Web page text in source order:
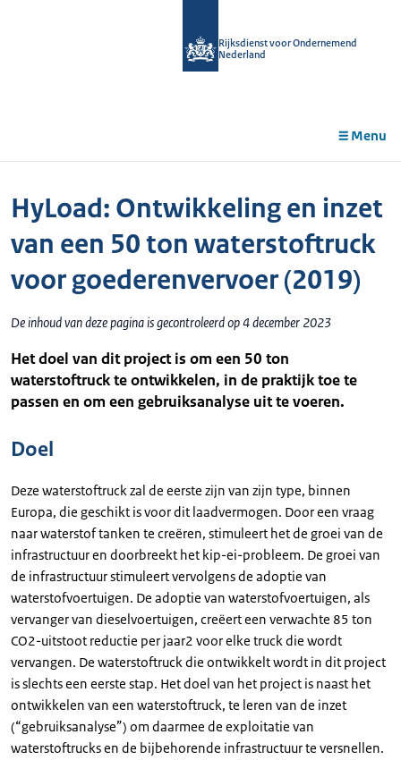
Rijksdienst voor Ondernemend
Nederland
Menu
HyLoad: Ontwikkeling en inzet
van een 50 ton waterstoftruck
voor goederenvervoer (2019)
De inhoud van deze pagina is gecontroleerd op 4 december 2023
Het doel van dit project is om een 50 ton
waterstoftruck te ontwikkelen, in de praktijk toe te
passen en om een gebruiksanalyse uit te voeren.
Doel
Deze waterstoftruck zal de eerste zijn van zijn type, binnen
Europa, die geschikt is voor dit laadvermogen. Door een vraag
naar waterstof tanken te creëren, stimuleert het de groei van de
infrastructuur en doorbreekt het kip-ei-probleem. De groei van
de infrastructuur stimuleert vervolgens de adoptie van
waterstofvoertuigen. De adoptie van waterstofvoertuigen, als
vervanger van dieselvoertuigen, creëert een verwachte 85 ton
CO2-uitstoot reductie per jaar2 voor elke truck die wordt
vervangen. De waterstoftruck die ontwikkelt wordt in dit project
is slechts een eerste stap. Het doel van het project is naast het
ontwikkelen van een waterstoftruck, te leren van de inzet
(“gebruiksanalyse”) om daarmee de exploitatie van
waterstoftrucks en de bijbehorende infrastructuur te versnellen.